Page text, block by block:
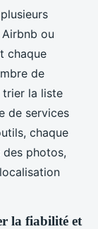
ou
chaque
de
trier la liste
de services
chaque
photos,
la fiabilité et